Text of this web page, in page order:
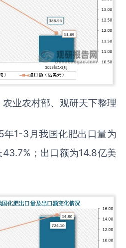
业农村部、观研天下整理
1-3月我国化肥出口量为
；出口额为14.8亿美